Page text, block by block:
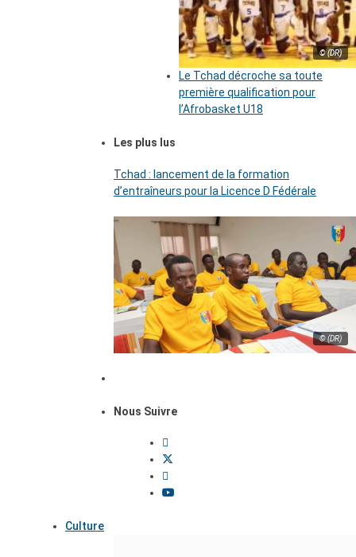
© (DR)
Le Tchad décroche sa toute
première qualification pour
l’Afrobasket U18
Les plus lus
Tchad : lancement de la formation
d’entraîneurs pour la Licence D Fédérale
© (DR)
Nous Suivre
Culture